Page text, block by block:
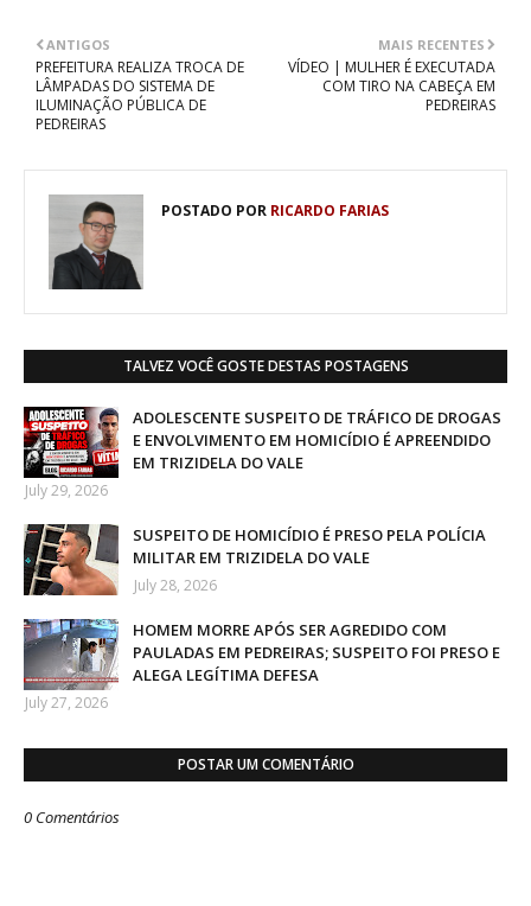
MAIS RECENTES
VÍDEO | MULHER É EXECUTADA
COM TIRO NA CABEÇA EM
PEDREIRAS
ANTIGOS
PREFEITURA REALIZA TROCA DE
LÂMPADAS DO SISTEMA DE
ILUMINAÇÃO PÚBLICA DE
PEDREIRAS
POSTADO POR RICARDO FARIAS
TALVEZ VOCÊ GOSTE DESTAS POSTAGENS
ADOLESCENTE SUSPEITO DE TRÁFICO DE DROGAS
E ENVOLVIMENTO EM HOMICÍDIO É APREENDIDO
EM TRIZIDELA DO VALE
July 29, 2026
SUSPEITO DE HOMICÍDIO É PRESO PELA POLÍCIA
MILITAR EM TRIZIDELA DO VALE
July 28, 2026
HOMEM MORRE APÓS SER AGREDIDO COM
PAULADAS EM PEDREIRAS; SUSPEITO FOI PRESO E
ALEGA LEGÍTIMA DEFESA
July 27, 2026
POSTAR UM COMENTÁRIO
0 Comentários